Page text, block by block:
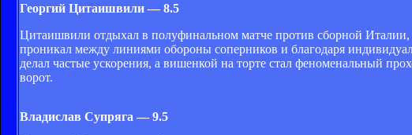
Георгий Цитаишвили — 8.5
Цитаишвили отдыхал в полуфинальном матче против сборной
проникал между линиями обороны соперников и благодаря
делал частые ускорения, а вишенкой на торте стал феноменальный
ворот.
Владислав Супряга — 9.5